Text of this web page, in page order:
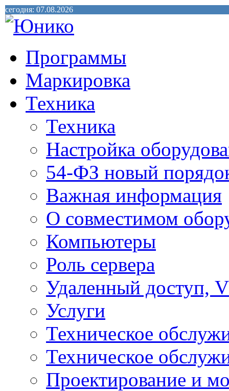
сегодня: 07.08.2026
Программы
Маркировка
Техника
Техника
Настройка
54-ФЗ новый
Важная информация
О совместимом
Компьютеры
Роль сервера
Удаленный доступ,
Услуги
Техническое
Техническое
Проектирование и